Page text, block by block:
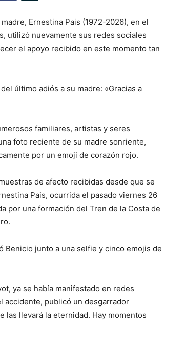
Ernestina Pais (1972-2026), en el
utilizó nuevamente sus redes sociales
el apoyo recibido en este momento tan
familiares, artistas y seres
foto reciente de su madre sonriente,
por un emoji de corazón rojo.
de afecto recibidas desde que se
Pais, ocurrida el pasado viernes 26
por una formación del Tren de la Costa de
Benicio junto a una selfie y cinco emojis de
ya se había manifestado en redes
accidente, publicó un desgarrador
las llevará la eternidad. Hay momentos